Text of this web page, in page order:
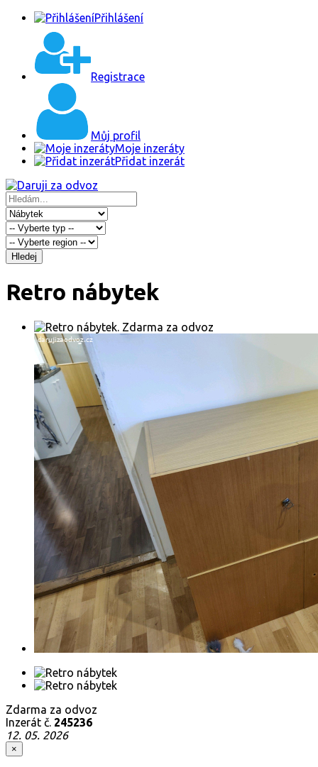
Přihlášení
Registrace
Můj profil
Moje inzeráty
Přidat inzerát
Hledej
Retro nábytek
Zdarma za odvoz
Inzerát č. 245236
12. 05. 2026
×